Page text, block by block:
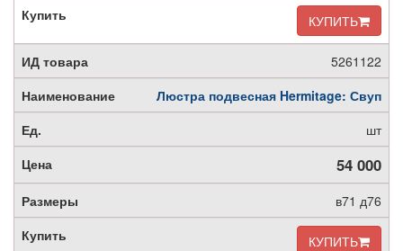
КУПИТЬ
5261122
Люстра подвесная Hermitage: Свуп
шт
54 000
в71 д76
КУПИТЬ